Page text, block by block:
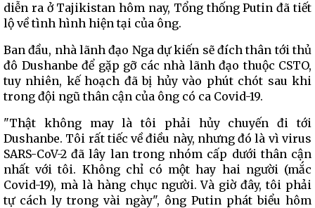
diễn ra ở Tajikistan hôm nay, Tổng thống Putin đã tiết
lộ về tình hình hiện tại của ông.
Ban đầu, nhà lãnh đạo Nga dự kiến sẽ đích thân tới thủ
đô Dushanbe để gặp gỡ các nhà lãnh đạo thuộc CSTO,
tuy nhiên, kế hoạch đã bị hủy vào phút chót sau khi
trong đội ngũ thân cận của ông có ca Covid-19.
"Thật không may là tôi phải hủy chuyến đi tới
Dushanbe. Tôi rất tiếc về điều này, nhưng đó là vì virus
SARS-CoV-2 đã lây lan trong nhóm cấp dưới thân cận
nhất với tôi. Không chỉ có một hay hai người (mắc
Covid-19), mà là hàng chục người. Và giờ đây, tôi phải
tự cách ly trong vài ngày", ông Putin phát biểu hôm